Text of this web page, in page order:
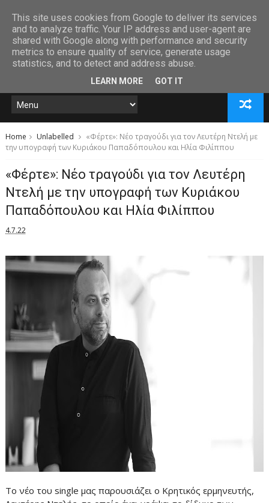
Home Unlabelled
«Φέρτε»: Νέο τραγούδι για τον Λευτέρη Ντελή με
την υπογραφή των Κυριάκου Παπαδόπουλου και Ηλία Φιλίππου
«Φέρτε»: Νέο τραγούδι για τον Λευτέρη
Ντελή με την υπογραφή των Κυριάκου
Παπαδόπουλου και Ηλία Φιλίππου
4.7.22
Το νέο του single μας παρουσιάζει ο Κρητικός ερμηνευτής,
This site uses cookies from Google to deliver its services
and to analyze traffic. Your IP address and user-agent are
shared with Google along with performance and security
metrics to ensure quality of service, generate usage
statistics, and to detect and address abuse.
LEARN MORE GOT IT